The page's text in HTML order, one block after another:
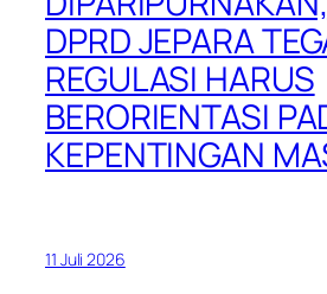
DPRD JEPARA
REGULASI HARUS
BERORIENTASI
KEPENTINGAN
11 Juli 2026